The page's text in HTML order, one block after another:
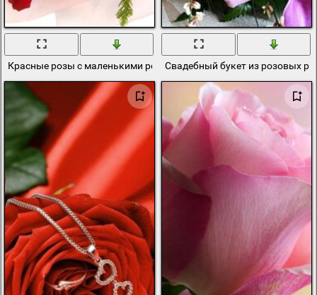
Красные розы с маленькими розовыми цветочками
Свадебный букет из розовых